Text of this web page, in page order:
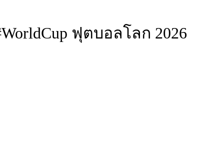
ฟุตบอลโลก 2026